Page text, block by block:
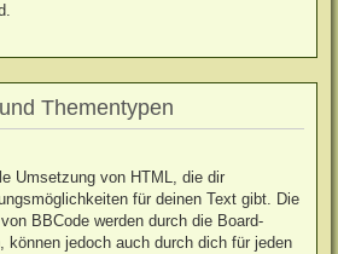
Thementypen
Umsetzung von HTML, die dir
für deinen Text gibt. Die
BBCode werden durch die Board-
können jedoch auch durch dich für jeden